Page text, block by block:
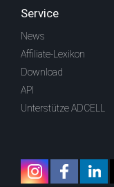
Service
News
Affiliate-Lexikon
Download
API
Unterstütze ADCELL